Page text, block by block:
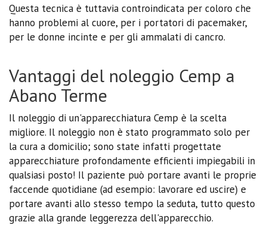
Questa tecnica è tuttavia controindicata per coloro che
hanno problemi al cuore, per i portatori di pacemaker,
per le donne incinte e per gli ammalati di cancro.
Vantaggi del noleggio Cemp a
Abano Terme
Il noleggio di un'apparecchiatura Cemp è la scelta
migliore. Il noleggio non è stato programmato solo per
la cura a domicilio; sono state infatti progettate
apparecchiature profondamente efficienti impiegabili in
qualsiasi posto! Il paziente può portare avanti le proprie
faccende quotidiane (ad esempio: lavorare ed uscire) e
portare avanti allo stesso tempo la seduta, tutto questo
grazie alla grande leggerezza dell'apparecchio.